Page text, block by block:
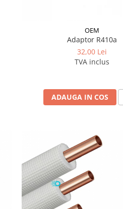
OEM
Adaptor R410a
32,00 Lei
TVA inclus
ADAUGA IN COS